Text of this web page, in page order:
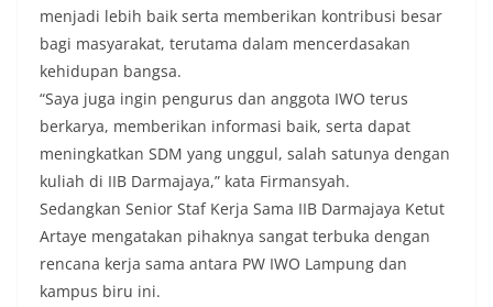
menjadi lebih baik serta memberikan kontribusi besar
bagi masyarakat, terutama dalam mencerdasakan
kehidupan bangsa.
“Saya juga ingin pengurus dan anggota IWO terus
berkarya, memberikan informasi baik, serta dapat
meningkatkan SDM yang unggul, salah satunya dengan
kuliah di IIB Darmajaya,” kata Firmansyah.
Sedangkan Senior Staf Kerja Sama IIB Darmajaya Ketut
Artaye mengatakan pihaknya sangat terbuka dengan
rencana kerja sama antara PW IWO Lampung dan
kampus biru ini.